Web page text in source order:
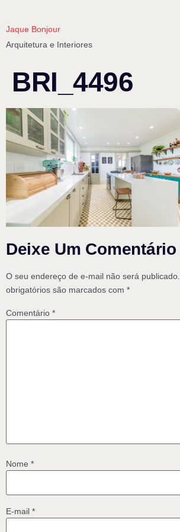
Jaque Bonjour
Arquitetura e Interiores
BRI_4496
Deixe Um Comentário
O seu endereço de e-mail não será publicado.
obrigatórios são marcados com *
Comentário *
Nome *
E-mail *